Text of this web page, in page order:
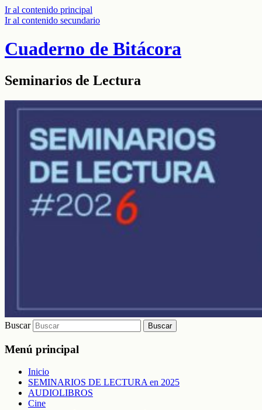
Ir al contenido principal
Ir al contenido secundario
Cuaderno de Bitácora
Seminarios de Lectura
Buscar
Menú principal
Inicio
SEMINARIOS DE LECTURA en 2025
AUDIOLIBROS
Cine